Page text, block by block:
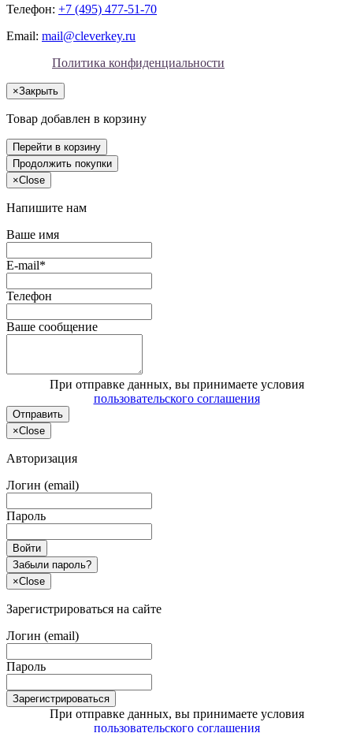
Телефон: +7 (495) 477-51-70
Email: mail@cleverkey.ru
Политика конфиденциальности
×Закрыть
Товар добавлен в корзину
Перейти в корзину
Продолжить покупки
×Close
Напишите нам
Ваше имя
E-mail*
Телефон
Ваше сообщение
При отправке данных, вы принимаете условия
пользовательского соглашения
Отправить
×Close
Авторизация
Логин (email)
Пароль
Войти
Забыли пароль?
×Close
Зарегистрироваться на сайте
Логин (email)
Пароль
Зарегистрироваться
При отправке данных, вы принимаете условия
пользовательского соглашения